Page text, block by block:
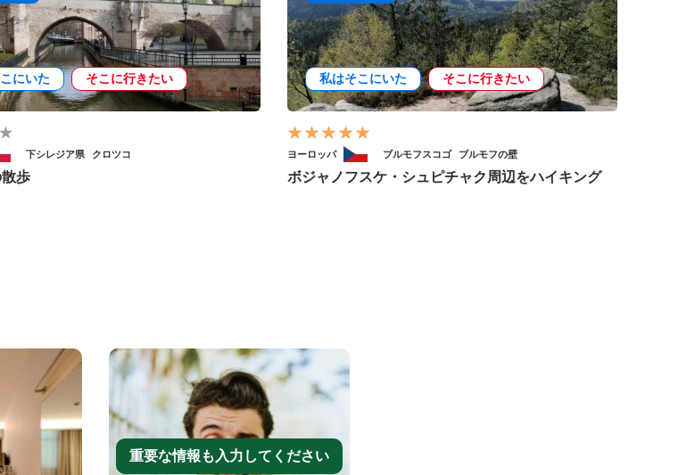
にいた そこに行きたい
下シレジア県 クロツコ
歩
私はそこにいた そこに行きたい
ヨーロッパ ブルモフスコゴ ブルモフの壁
ボジャノフスケ・シュピチャク周辺をハイキング
重要な情報も入力してください